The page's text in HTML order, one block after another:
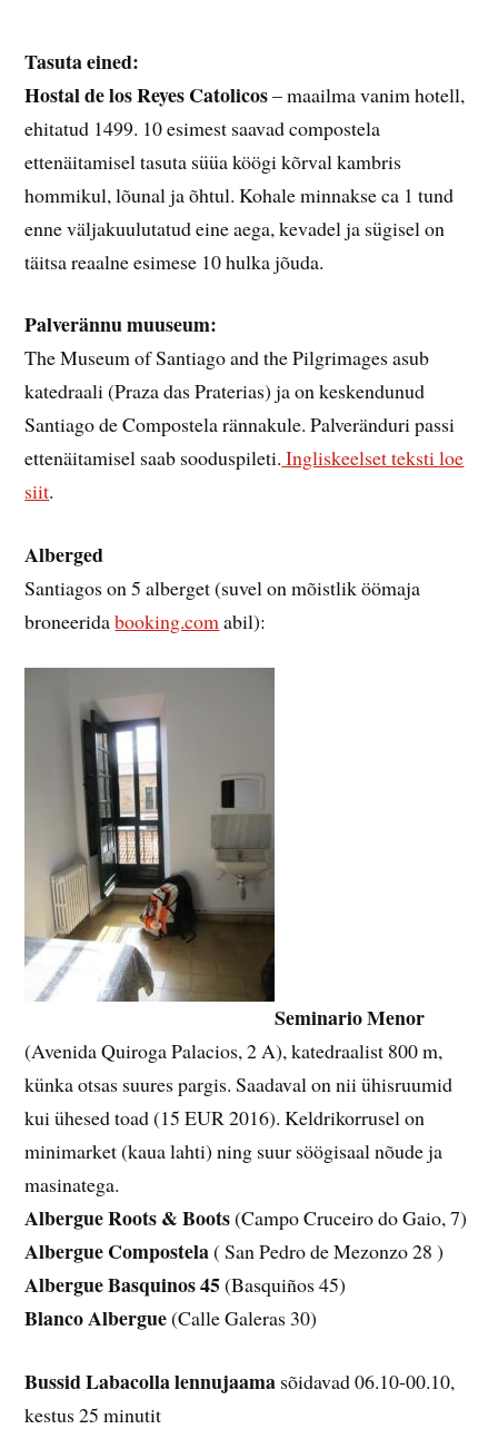
Tasuta eined:
Hostal de los Reyes Catolicos– maailma vanim hotell,
ehitatud 1499. 10 esimest saavad compostela
ettenäitamisel tasuta süüa köögi kõrval kambris
hommikul, lõunal ja õhtul. Kohale minnakse ca 1 tund
enne väljakuulutatud eine aega, kevadel ja sügisel on
täitsa reaalne esimese 10 hulka jõuda.
Palverännu muuseum:
The Museum of Santiago and the Pilgrimages asub
katedraali (Praza das Praterias) ja on keskendunud
Santiago de Compostela rännakule. Palveränduri passi
ettenäitamisel saab sooduspileti. Ingliskeelset teksti loe
siit.
Alberged
Santiagos on 5 alberget (suvel on mõistlik öömaja
broneeridabooking.comabil):
Seminario Menor
(Avenida Quiroga Palacios, 2 A), katedraalist 800 m,
künka otsas suures pargis. Saadaval on nii ühisruumid
kui ühesed toad (15 EUR 2016). Keldrikorrusel on
minimarket (kaua lahti) ning suur söögisaal nõude ja
masinatega.
Albergue Roots & Boots(Campo Cruceiro do Gaio, 7)
Albergue Compostela( San Pedro de Mezonzo 28 )
Albergue Basquinos 45(Basquiños 45)
Blanco Albergue(Calle Galeras 30)
Bussid Labacolla lennujaama sõidavad 06.10-00.10,
kestus 25 minutit